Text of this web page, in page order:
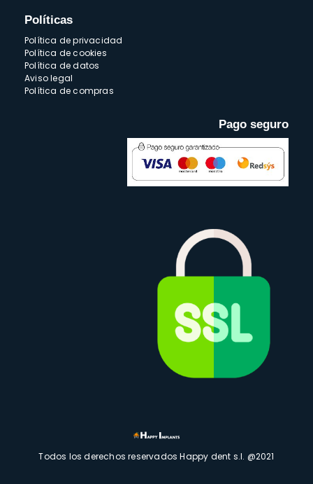
Políticas
Política de privacidad
Política de cookies
Política de datos
Aviso legal
Política de compras
Pago seguro
Todos los derechos reservados Happy dent s.l. @2021